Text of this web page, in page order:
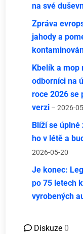
na své
Zpráva
jahody a
Kbelík a mop
odborníci na
roce 2026 se
verzi – 2026-
Blíží se
ho v létě a
2026-05-20
Je konec:
po 75 letech
vyrobených
Diskuze 0